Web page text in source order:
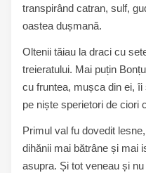
transpirând catran, sulf,
oastea dușmană.
Oltenii tăiau la draci cu
treieratului. Mai puțin
cu fruntea, mușca din ei,
pe niște sperietori de ciori
Primul val fu dovedit
dihănii mai bătrâne și mai
asupra. Și tot veneau și